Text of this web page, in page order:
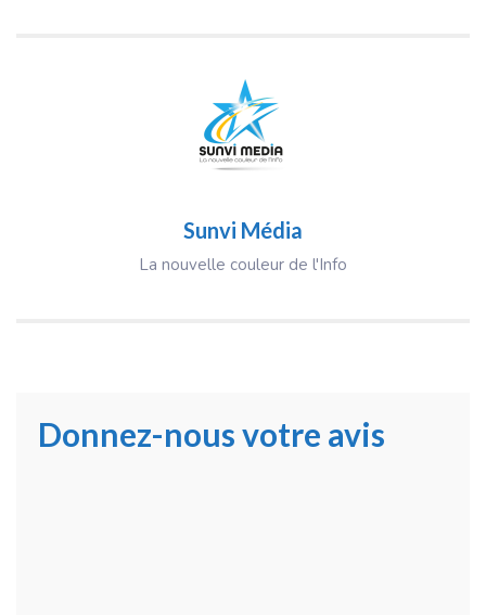
Sunvi Média
La nouvelle couleur de l'Info
Donnez-nous votre avis